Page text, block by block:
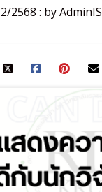
2568 : by AdminIS